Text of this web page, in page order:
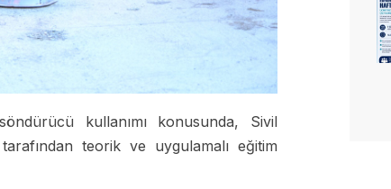
kullanımı konusunda, Sivil
teorik ve uygulamalı eğitim